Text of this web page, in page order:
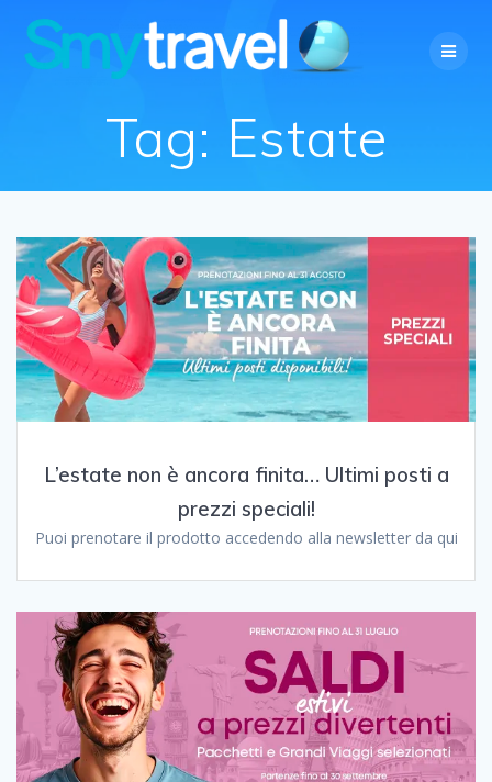
al
contenuto
Tag: Estate
L’estate non è ancora finita… Ultimi posti a
prezzi speciali!
Puoi prenotare il prodotto accedendo alla newsletter da qui